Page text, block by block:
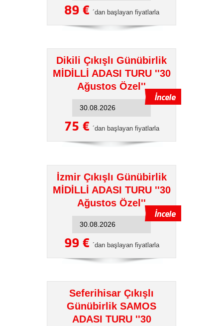
89 € ´dan başlayan fiyatlarla
Dikili Çıkışlı Günübirlik
MİDİLLİ ADASI TURU ''30
Ağustos Özel''
75 € ´dan başlayan fiyatlarla
İzmir Çıkışlı Günübirlik
MİDİLLİ ADASI TURU ''30
Ağustos Özel''
99 € ´dan başlayan fiyatlarla
Seferihisar Çıkışlı
Günübirlik SAMOS
ADASI TURU ''30